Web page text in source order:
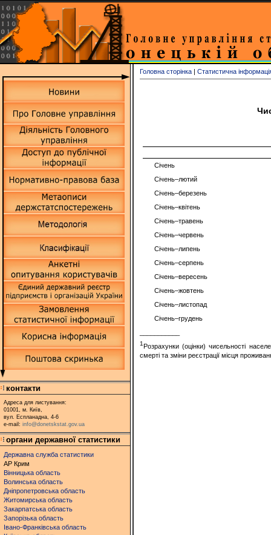
контакти
Адреса для листування:
01001, м. Київ,
вул. Еспланадна, 4-6
e-mail: info@donetskstat.gov.ua
органи державної статистики
Державна служба статистики
АР Крим
Вінницька область
Волинська область
Дніпропетровська область
Житомирська область
Закарпатська область
Запорізька область
Івано-Франківська область
Головна сторінка | Статистична
Січень
Січень­–лютий
Січень–березень
Січень–квітень
Січень–травень
Січень–червень
Січень–липень
Січень–серпень
Січень–вересень
Січень–жовтень
Січень–листопад
Січень–грудень
1Розрахунки (оцінки) чисельності
смерті та зміни реєстрації місця